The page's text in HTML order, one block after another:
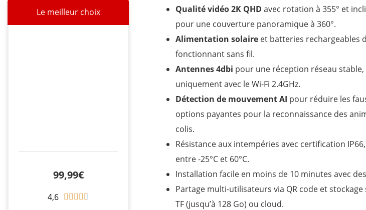
Le meilleur choix
99,99€
4,6     
Qualité vidéo 2K QHD avec rotation à 355° et
pour une couverture panoramique à 360°.
Alimentation solaire et batteries rechargeables
fonctionnant sans fil.
Antennes 4dbi pour une réception réseau
uniquement avec le Wi-Fi 2.4GHz.
Détection de mouvement AI pour réduire les
options payantes pour la reconnaissance des
colis.
Résistance aux intempéries avec certification
entre -25°C et 60°C.
Installation facile en moins de 10 minutes avec
Partage multi-utilisateurs via QR code et
TF (jusqu’à 128 Go) ou cloud.